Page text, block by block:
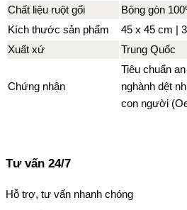
Chất liệu ruột gối
Bông gòn
Kích thước sản phẩm
45 x 45 cm |
Xuất xứ
Trung Quốc
Chứng nhận
Tiêu chuẩn
nghành dệt
con người
Tư vấn 24/7
Hỗ trợ, tư vấn nhanh chóng